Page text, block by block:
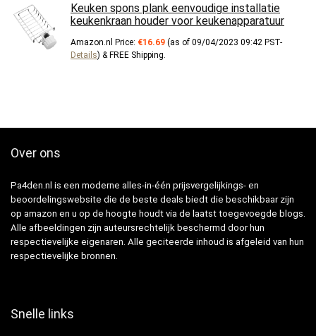
Keuken spons plank eenvoudige installatie
keukenkraan houder voor keukenapparatuur
Amazon.nl Price: €16.69 (as of 09/04/2023 09:42 PST-
Details) & FREE Shipping
Over ons
Pa4den.nl is een moderne alles-in-één prijsvergelijkings- en
beoordelingswebsite die de beste deals biedt die beschikbaar zijn
op amazon en u op de hoogte houdt via de laatst toegevoegde blogs.
Alle afbeeldingen zijn auteursrechtelijk beschermd door hun
respectievelijke eigenaren. Alle geciteerde inhoud is afgeleid van hun
respectievelijke bronnen.
Snelle links